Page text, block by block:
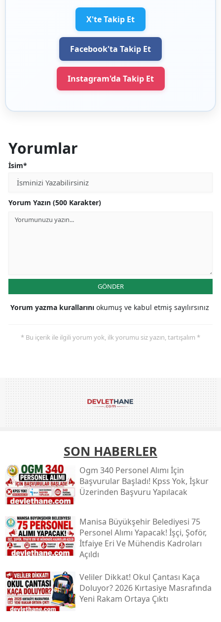
X'te Takip Et
Facebook'ta Takip Et
Instagram'da Takip Et
Yorumlar
İsim*
Yorum Yazın (500 Karakter)
GÖNDER
Yorum yazma kurallarını okumuş ve kabul etmiş sayılırsınız
* Bu içerik ile ilgili yorum yok, ilk yorumu siz yazın, tartışalım *
SON HABERLER
Ogm 340 Personel Alımı İçin
Başvurular Başladı! Kpss Yok, İşkur
Üzerinden Başvuru Yapılacak
Manisa Büyükşehir Belediyesi 75
Personel Alımı Yapacak! İşçi, Şoför,
İtfaiye Eri Ve Mühendis Kadroları
Açıldı
Veliler Dikkat! Okul Çantası Kaça
Doluyor? 2026 Kırtasiye Masrafında
Yeni Rakam Ortaya Çıktı